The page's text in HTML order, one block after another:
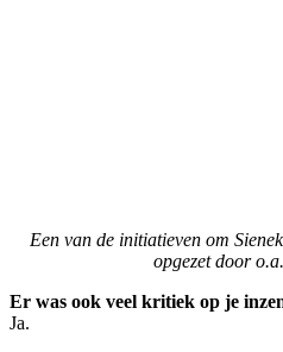
Een van de initiatieven om
opgezet door
Er was ook veel kritiek op je
Ja.